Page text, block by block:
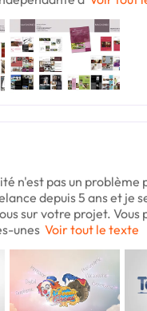
n'est pas un problème
depuis 5 ans et je
sur votre projet. Vous
unes Voir tout le texte